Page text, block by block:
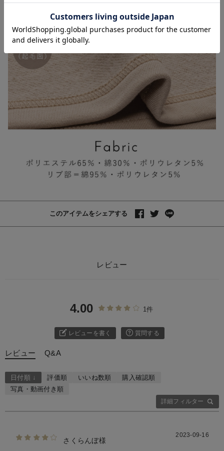
このアイテムをシェアする
レビュー
4.00 1件
レビューを書く 質問する
レビュー Q&A
詳細フィルター
日付順 ↓ 評価順 いいね数順
購入確認順
写真・動画付き順
さくらんぼ様
2023-09-16
お気に入り商品を確認する